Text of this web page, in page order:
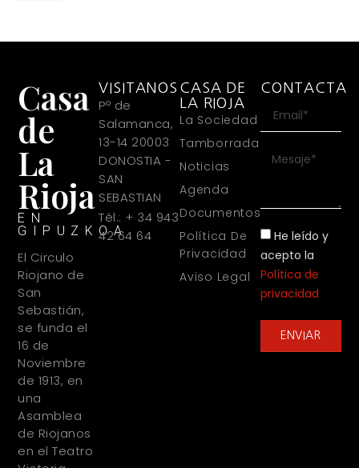
Casa
de
La
Rioja
EN
GIPUZKOA
El Circulo
Riojano de
San
Sebastián,
se funda el
16 de
Noviembre
de 1913, en
una
Asamblea
de Riojanos
en el Teatro
VISITANOS
Pº de
Salamanca,
13-14 20003
DONOSTIA -
SAN
SEBASTIAN
Tél.: + 34 943
42 64 64
CASA DE
LA RIOJA
La Sociedad
Tamborrada
Noticias
Agenda
Documentos
Política De
Privacidad
Aviso Legal
CONTACTA
He leído y
acepto la
Política de
privacidad
ENVIAR